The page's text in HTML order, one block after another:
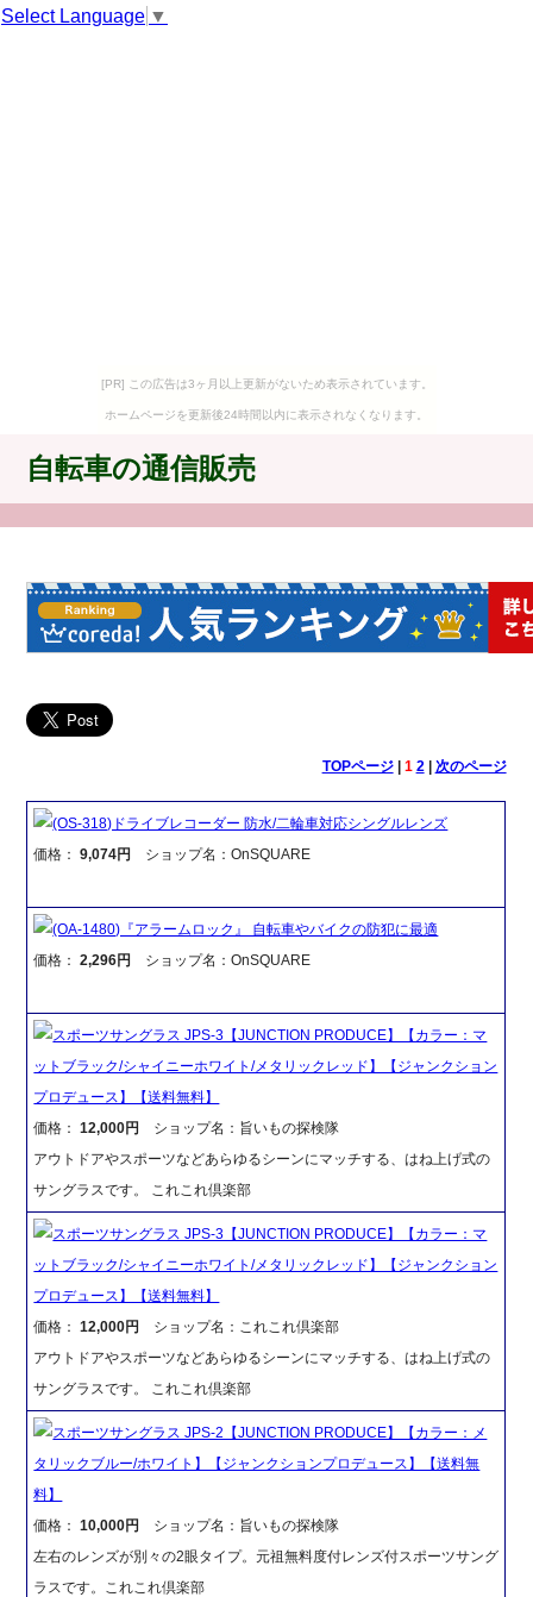
Select Language ▼
[PR] この広告は3ヶ月以上更新がないため表示されています。
ホームページを更新後24時間以内に表示されなくなります。
自転車の通信販売
TOPページ| 1 2| 次のページ
(OS-318)ドライブレコーダー 防水/二輪車対応シングルレンズ
価格：9,074円 ショップ名：OnSQUARE
(OA-1480)『アラームロック』 自転車やバイクの防犯に最適
価格：2,296円 ショップ名：OnSQUARE
スポーツサングラス JPS-3【JUNCTION PRODUCE】【カラー：マ
ットブラック/シャイニーホワイト/メタリックレッド】【ジャンクション
プロデュース】【送料無料】
価格：12,000円
ショップ名：旨いもの探検隊
アウトドアやスポーツなどあらゆるシーンにマッチする、はね上げ式の
サングラスです。 これこれ倶楽部
スポーツサングラス JPS-3【JUNCTION PRODUCE】【カラー：マ
ットブラック/シャイニーホワイト/メタリックレッド】【ジャンクション
プロデュース】【送料無料】
価格：12,000円
ショップ名：これこれ倶楽部
アウトドアやスポーツなどあらゆるシーンにマッチする、はね上げ式の
サングラスです。 これこれ倶楽部
スポーツサングラス JPS-2【JUNCTION PRODUCE】【カラー：メ
タリックブルー/ホワイト】【ジャンクションプロデュース】【送料無
料】
価格：10,000円
ショップ名：旨いもの探検隊
左右のレンズが別々の2眼タイプ。元祖無料度付レンズ付スポーツサング
ラスです。これこれ倶楽部